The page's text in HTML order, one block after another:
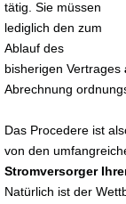
tätig. Sie müssen
lediglich den zum
Ablauf des
bisherigen Vertrages
Abrechnung
Das Procedere ist
von den
Stromversorger
Natürlich ist der